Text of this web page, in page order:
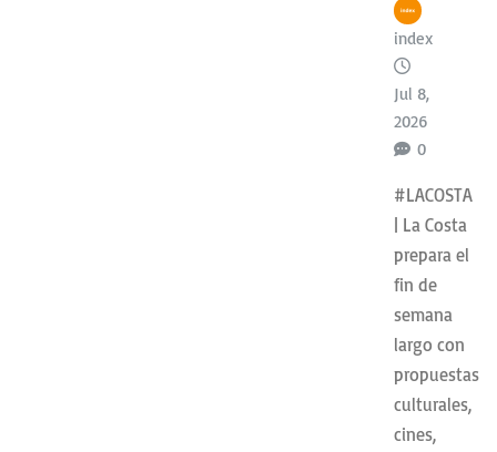
index
Jul 8,
2026
0
#LACOSTA
| La Costa
prepara el
fin de
semana
largo con
propuestas
culturales,
cines,